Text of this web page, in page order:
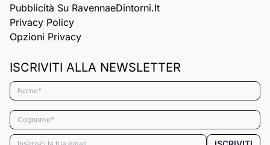
Pubblicità Su RavennaeDintorni.it
Privacy Policy
Opzioni Privacy
ISCRIVITI ALLA NEWSLETTER
Nome*
Cognome*
Email*